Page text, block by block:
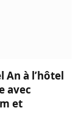
An à l’hôtel
avec
et